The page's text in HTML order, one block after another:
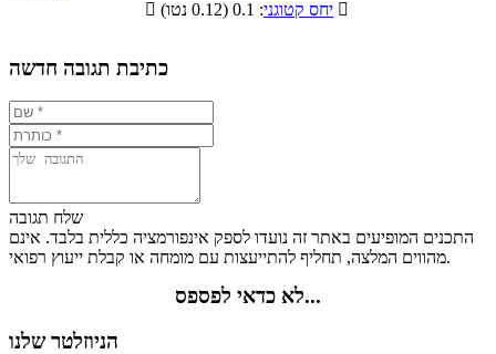
70.9%

יחס קטוגני 
כתיבת תגובה חדשה
שלח תגובה
התכנים המופיעים באתר זה נועדו לספק אינפורמציה כללית בלבד. אינם
מהווים המלצה, תחליף להתייעצות עם מומחה או קבלת ייעוץ רפואי.
לא כדאי לפספס...
הניוזלטר שלנו